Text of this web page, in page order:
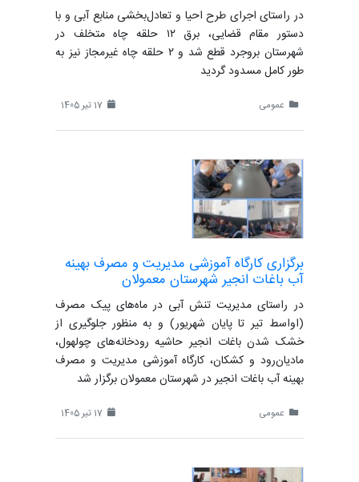
در راستای اجرای طرح احیا و تعادل‌بخشی منابع آبی و با
دستور مقام قضایی، برق ۱۲ حلقه چاه متخلف در
شهرستان بروجرد قطع شد و ۲ حلقه چاه غیرمجاز نیز به
طور کامل مسدود گردید
عمومی
برگزاری کارگاه آموزشی مدیریت و مصرف بهینه
آب باغات انجیر شهرستان معمولان
در راستای مدیریت تنش آبی در ماه‌های پیک مصرف
(اواسط تیر تا پایان شهریور) و به منظور جلوگیری از
خشک شدن باغات انجیر حاشیه رودخانه‌های چولهول،
مادیان‌رود و کشکان، کارگاه آموزشی مدیریت و مصرف
بهینه آب باغات انجیر در شهرستان معمولان برگزار شد
عمومی